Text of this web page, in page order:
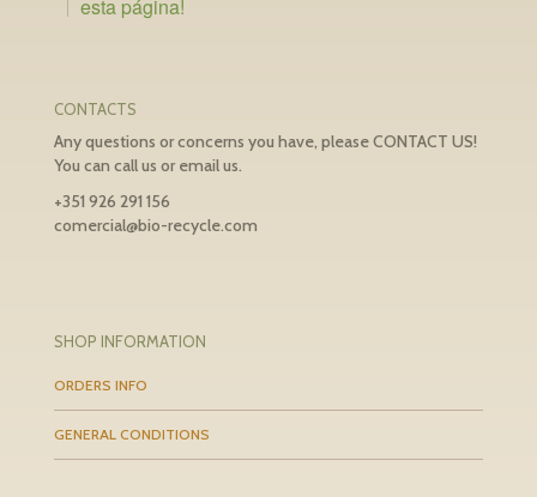
esta página!
CONTACTS
Any questions or concerns you have, please CONTACT US!
You can call us or email us.
+351 926 291 156
comercial@bio-recycle.com
SHOP INFORMATION
ORDERS INFO
GENERAL CONDITIONS